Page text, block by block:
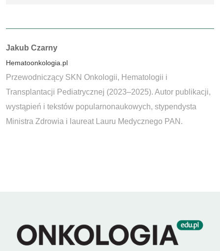
Autorzy:
Jakub Czarny
Hematoonkologia.pl
Przewodniczący SKN Onkologii, Hematologii i
Transplantacji Pediatrycznej (2023–2025). Autor publikacji,
wystąpień i tekstów popularnonaukowych, stypendysta
Ministra Zdrowia i laureat Lauru Medycznego PAN.